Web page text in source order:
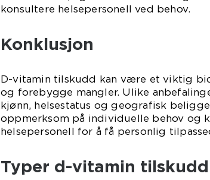
konsultere helsepersonell ved behov.
Konklusjon
D-vitamin tilskudd kan være et viktig
og forebygge mangler. Ulike
kjønn, helsestatus og geografisk
oppmerksom på individuelle behov og
helsepersonell for å få personlig
Typer d-vitamin tilskudd